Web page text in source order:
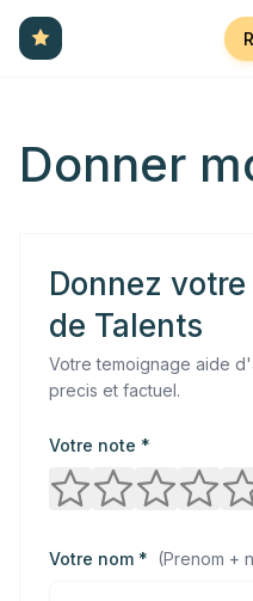
Donner
Donnez
de Talents
Votre temoignage aide
precis et factuel.
Votre note *
Votre nom * (Prenom +